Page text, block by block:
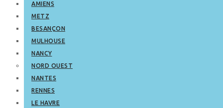
AMIENS
METZ
BESANÇON
MULHOUSE
NANCY
NORD OUEST
NANTES
RENNES
LE HAVRE